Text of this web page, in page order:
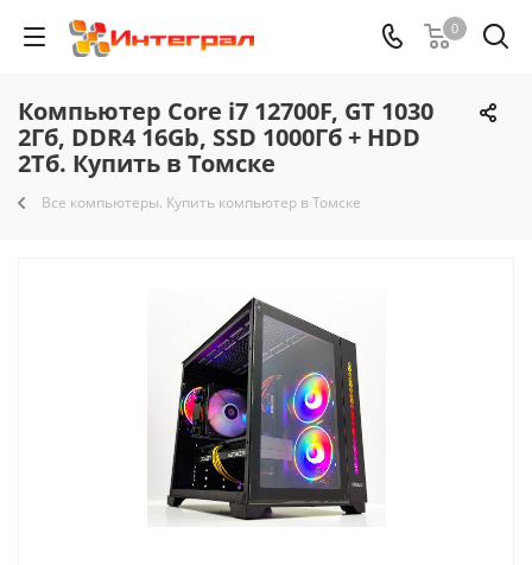
0
Компьютер Core i7 12700F, GT 1030
2Гб, DDR4 16Gb, SSD 1000Гб + HDD
2Тб. Купить в Томске
Все компьютеры. Купить компьютер в Томске